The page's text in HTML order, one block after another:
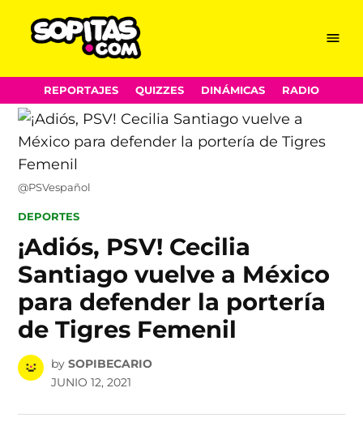
Skip
to
content
Menu
REPORTAJES QUIZZES DINÁMICAS RADIO
@PSVespañol
POSTED
DEPORTES
¡Adiós, PSV! Cecilia
Santiago vuelve a México
para defender la portería
de Tigres Femenil
by SOPIBECARIO
JUNIO 12, 2021